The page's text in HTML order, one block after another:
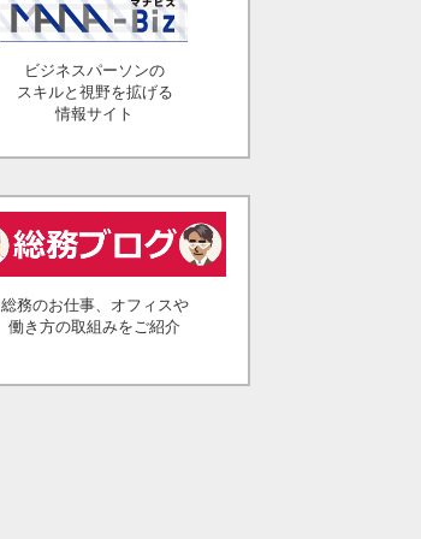
ビジネスパーソンの
スキルと視野を拡げる
情報サイト
総務のお仕事、オフィスや
働き方の取組みをご紹介